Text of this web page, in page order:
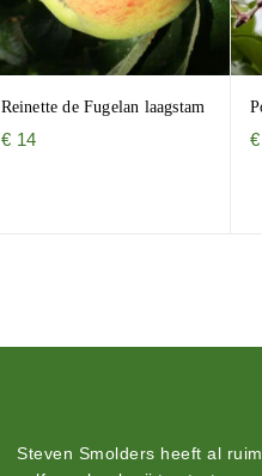
Reinette de Fugelan laagstam
€ 14 €
Steven Smolders heeft al